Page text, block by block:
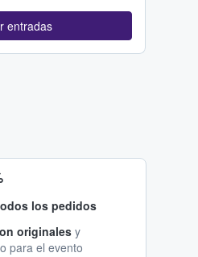
entradas
los pedidos
originales y
para el evento